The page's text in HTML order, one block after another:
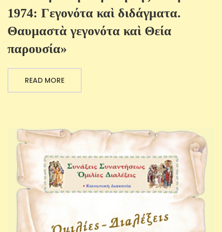
1974: Γεγονότα καὶ διδάγματα.
Θαυμαστὰ γεγονότα καὶ Θεία
παρουσία»
READ MORE